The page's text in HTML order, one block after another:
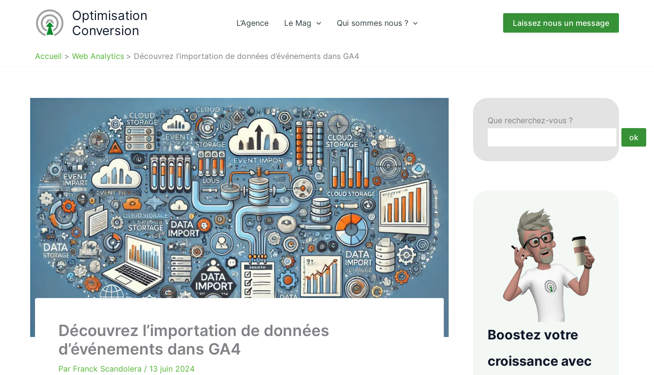
Optimisation
Conversion
L’Agence Le Mag Qui sommes nous ? Laissez nous un message
Accueil Web Analytics Découvrez l’importation de données d’événements dans GA4
Découvrez l’importation de données
d’événements dans GA4
Par Franck Scandolera / 13 juin 2024
Que recherchez-vous ?
ok
Boostez votre
croissance avec